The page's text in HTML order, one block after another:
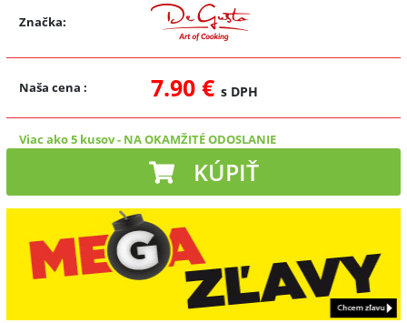
Značka:
Naša cena : 7.90 € s DPH
Viac ako 5 kusov- NA OKAMŽITÉ ODOSLANIE
KÚPIŤ